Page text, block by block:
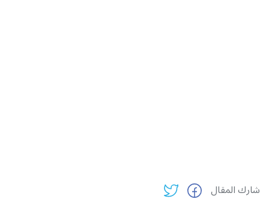
شارك المقال